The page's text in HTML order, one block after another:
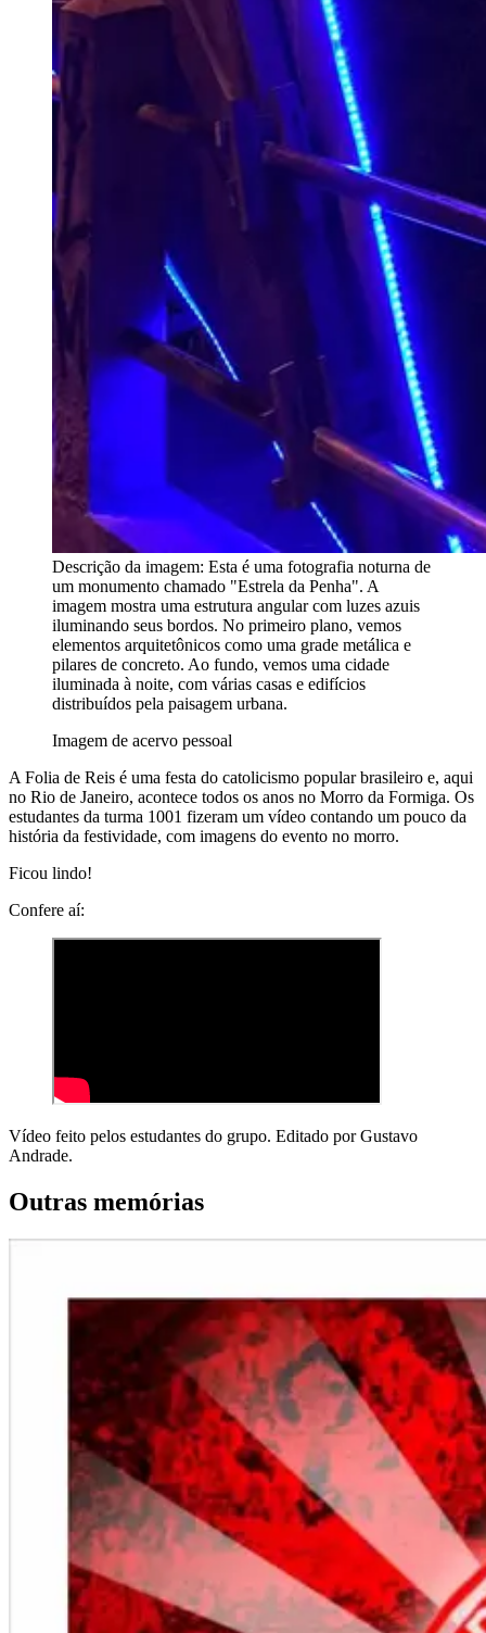
Descrição da imagem: Esta é uma fotografia noturna de
um monumento chamado "Estrela da Penha". A
imagem mostra uma estrutura angular com luzes azuis
iluminando seus bordos. No primeiro plano, vemos
elementos arquitetônicos como uma grade metálica e
pilares de concreto. Ao fundo, vemos uma cidade
iluminada à noite, com várias casas e edifícios
distribuídos pela paisagem urbana.
Imagem de acervo pessoal
A Folia de Reis é uma festa do catolicismo popular brasileiro e, aqui
no Rio de Janeiro, acontece todos os anos no Morro da Formiga. Os
estudantes da turma 1001 fizeram um vídeo contando um pouco da
história da festividade, com imagens do evento no morro.
Ficou lindo!
Confere aí:
Vídeo feito pelos estudantes do grupo. Editado por Gustavo
Andrade.
Outras memórias